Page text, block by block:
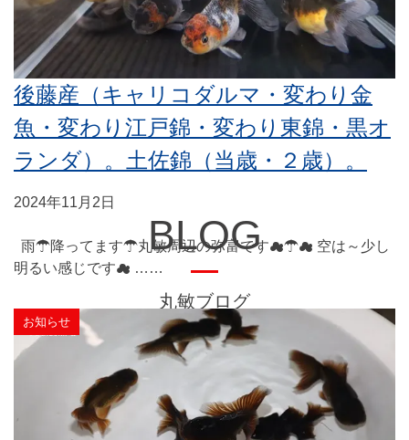
BLOG
丸敏ブログ
後藤産（キャリコダルマ・変わり金
魚・変わり江戸錦・変わり東錦・黒オ
ランダ）。土佐錦（当歳・２歳）。
2024年11月2日
雨☂降ってます☂丸敏周辺の弥富です☁☂☁ 空は～少し
明るい感じです☁ ……
お知らせ